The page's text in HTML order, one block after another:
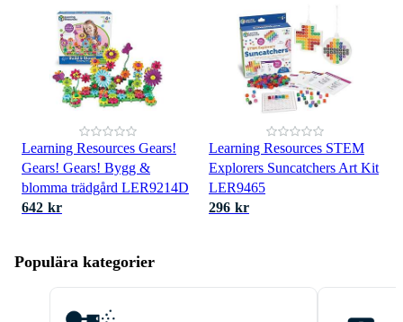
Learning Resources Gears!
Gears! Gears! Bygg &
blomma trädgård LER9214D
642 kr
Learning Resources STEM
Explorers Suncatchers Art Kit
LER9465
296 kr
Populära kategorier